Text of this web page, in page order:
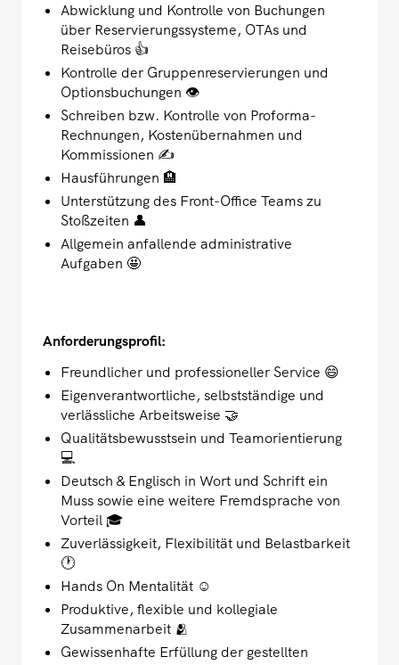
Abwicklung und Kontrolle von Buchungen
über Reservierungssysteme, OTAs und
Reisebüros 👍
Kontrolle der Gruppenreservierungen und
Optionsbuchungen 👁️
Schreiben bzw. Kontrolle von Proforma-
Rechnungen, Kostenübernahmen und
Kommissionen ✍️
Hausführungen 🏨
Unterstützung des Front-Office Teams zu
Stoßzeiten 👤
Allgemein anfallende administrative
Aufgaben 🤩
Anforderungsprofil:
Freundlicher und professioneller Service 😄
Eigenverantwortliche, selbstständige und
verlässliche Arbeitsweise 🤝
Qualitätsbewusstsein und Teamorientierung
💻
Deutsch & Englisch in Wort und Schrift ein
Muss sowie eine weitere Fremdsprache von
Vorteil 🎓
Zuverlässigkeit, Flexibilität und Belastbarkeit
🕐
Hands On Mentalität ☺️
Produktive, flexible und kollegiale
Zusammenarbeit 🫂
Gewissenhafte Erfüllung der gestellten